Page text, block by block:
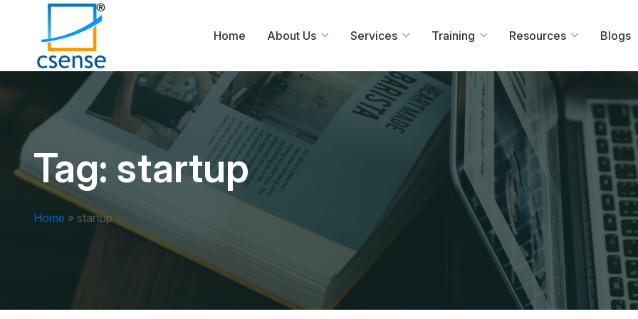
Home About Us Services Training Resources Blogs
Tag: startup
Home » startup